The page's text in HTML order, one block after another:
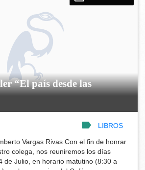
“El país desde las
LIBROS
Vargas Rivas Con el fin de honrar
colega, nos reuniremos los días
de Julio, en horario matutino (8:30 a